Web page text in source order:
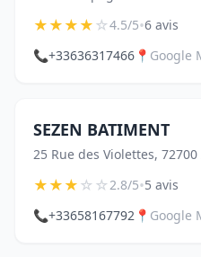
★★★★☆4.5/5•6 avis
📞+33636317466 📍 Google
SEZEN BATIMENT
25 Rue des Violettes,
★★★☆☆2.8/5•5 avis
📞+33658167792 📍 Google